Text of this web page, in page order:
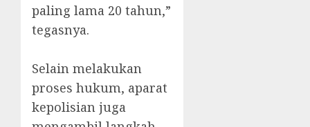
paling lama 20 tahun,”
tegasnya.
‎Selain melakukan
proses hukum, aparat
kepolisian juga